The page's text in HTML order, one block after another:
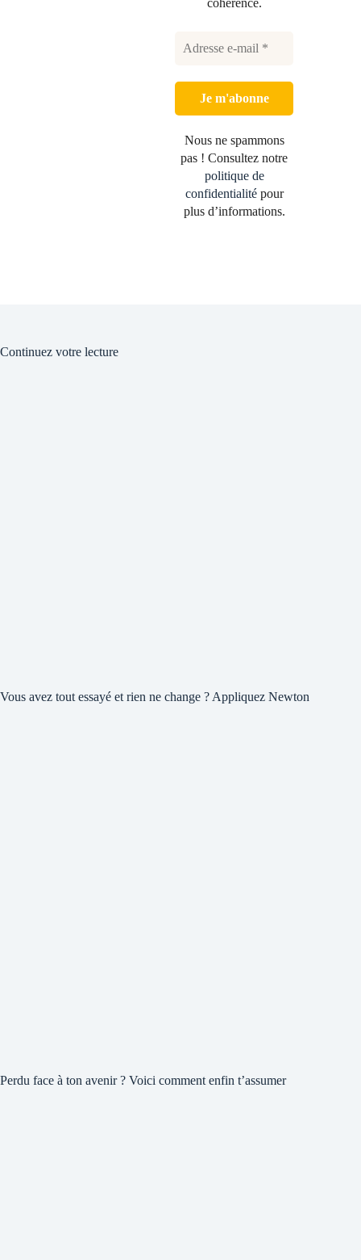
cohérence.
Nous ne spammons
pas ! Consultez notre
politique de
confidentialitépour
plus d’informations.
Continuez votre lecture
Vous avez tout essayé et rien ne change ? Appliquez Newton
Perdu face à ton avenir ? Voici comment enfin t’assumer